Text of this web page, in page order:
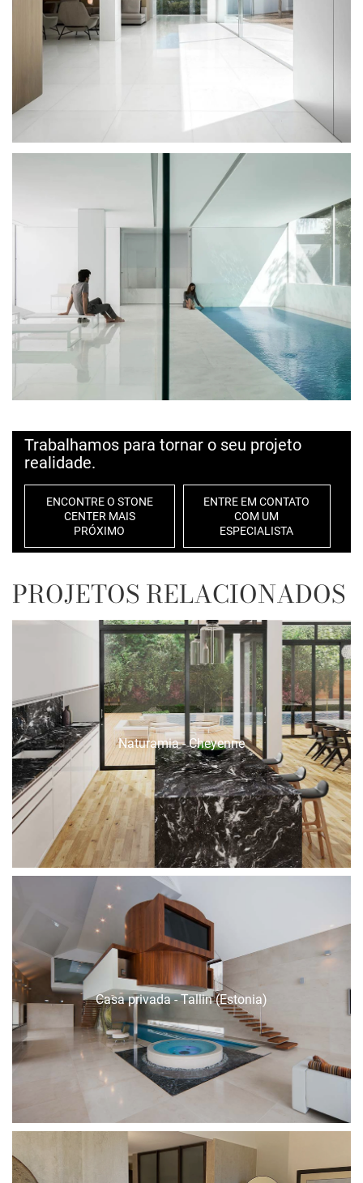
Trabalhamos para tornar o seu projeto
realidade.
ENCONTRE O STONE
CENTER MAIS
PRÓXIMO
ENTRE EM CONTATO
COM UM
ESPECIALISTA
PROJETOS RELACIONADOS
Naturamia - Cheyenne
Casa privada - Tallin (Estonia)